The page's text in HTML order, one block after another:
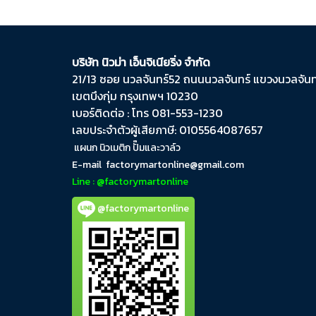
บริษัท นิวม่า เอ็นจิเนียริ่ง จำกัด
21/13 ซอย นวลจันทร์​52 ถนน​นวลจันทร์​ แขวง​นวลจัน
เขต​บึงกุ่ม​ กรุงเทพฯ​ 10230
เบอร์ติดต่อ : โทร 081-553-1230
เลขประจำตัวผู้เสียภาษี: 0105564087657
แผนก นิวเมติก ปั๊มและวาล์ว
E-mail factorymartonline@gmail.com
Line : @factorymartonline
@factorymartonline